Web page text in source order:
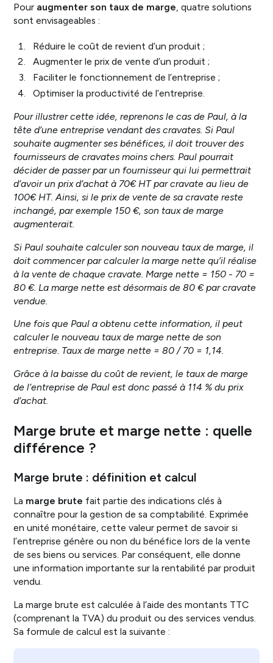
Pour augmenter son taux de marge, quatre solutions
sont envisageables :
Réduire le coût de revient d’un produit ;
Augmenter le prix de vente d’un produit ;
Faciliter le fonctionnement de l’entreprise ;
Optimiser la productivité de l’entreprise.
Pour illustrer cette idée, reprenons le cas de Paul, à la
tête d’une entreprise vendant des cravates. Si Paul
souhaite augmenter ses bénéfices, il doit trouver des
fournisseurs de cravates moins chers. Paul pourrait
décider de passer par un fournisseur qui lui permettrait
d’avoir un prix d’achat à 70€ HT par cravate au lieu de
100€ HT. Ainsi, si le prix de vente de sa cravate reste
inchangé, par exemple 150 €, son taux de marge
augmenterait.
Si Paul souhaite calculer son nouveau taux de marge, il
doit commencer par calculer la marge nette qu’il réalise
à la vente de chaque cravate. Marge nette = 150 - 70 =
80 €. La marge nette est désormais de 80 € par cravate
vendue.
Une fois que Paul a obtenu cette information, il peut
calculer le nouveau taux de marge nette de son
entreprise. Taux de marge nette = 80 / 70 = 1,14.
Grâce à la baisse du coût de revient, le taux de marge
de l’entreprise de Paul est donc passé à 114 % du prix
d’achat.
Marge brute et marge nette : quelle
différence ?
Marge brute : définition et calcul
La marge brute fait partie des indications clés à
connaître pour la gestion de sa comptabilité. Exprimée
en unité monétaire, cette valeur permet de savoir si
l’entreprise génère ou non du bénéfice lors de la vente
de ses biens ou services. Par conséquent, elle donne
une information importante sur la rentabilité par produit
vendu.
La marge brute est calculée à l’aide des montants TTC
(comprenant la TVA) du produit ou des services vendus.
Sa formule de calcul est la suivante :